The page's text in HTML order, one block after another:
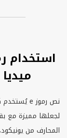
نص رموزeيُستخدم
لجعلها مميزة مع
المحارف من